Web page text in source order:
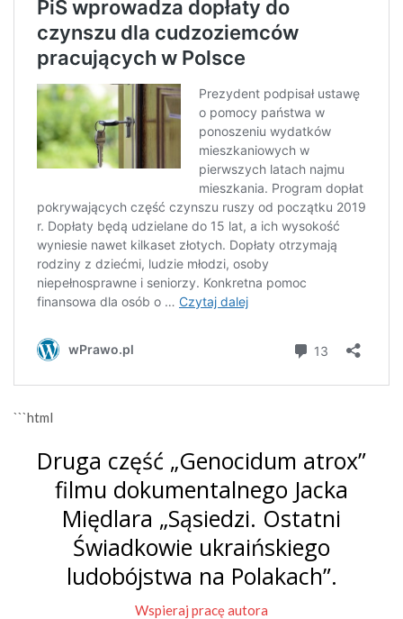
```html
Druga część „Genocidum atrox”
filmu dokumentalnego Jacka
Międlara „Sąsiedzi. Ostatni
Świadkowie ukraińskiego
ludobójstwa na Polakach”.
Wspieraj pracę autora